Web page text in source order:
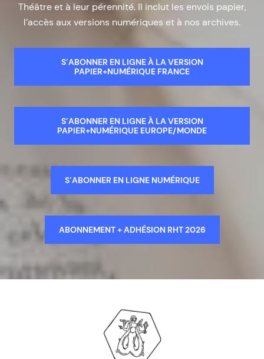
Théâtre et à leur pérennité. Il inclut les envois papier,
l’accès aux versions numériques et à nos archives.
S’ABONNER EN LIGNE À LA VERSION
PAPIER+NUMÉRIQUE FRANCE
S’ABONNER EN LIGNE À LA VERSION
PAPIER+NUMÉRIQUE EUROPE/MONDE
S’ABONNER EN LIGNE NUMÉRIQUE
ABONNEMENT + ADHÉSION RHT 2026